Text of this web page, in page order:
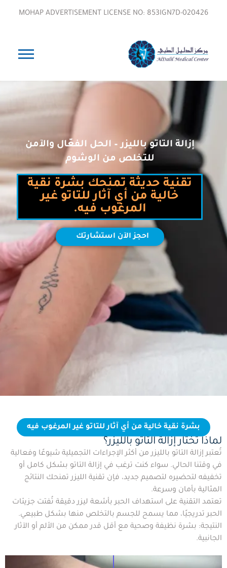
MOHAP ADVERTISEMENT LICENSE NO: 853IGN7D-020426
إزالة التاتو بالليزر – الحل الفعّال والآمن
للتخلص من الوشوم
تقنية حديثة تمنحك بشرة نقية
خالية من أي آثار للتاتو غير
المرغوب فيه.
احجز الآن استشارتك
بشرة نقية خالية من أي آثار للتاتو غير المرغوب فيه
لماذا تختار إزالة التاتو بالليزر؟
تُعتبر إزالة التاتو بالليزر من أكثر الإجراءات التجميلية شيوعًا وفعالية
في وقتنا الحالي. سواء كنت ترغب في إزالة التاتو بشكل كامل أو
تخفيفه لتحضيره لتصميم جديد، فإن تقنية الليزر تمنحك النتائج
المثالية بأمان وسرعة.
تعتمد التقنية على استهداف الحبر بأشعة ليزر دقيقة تُفتت جزيئات
الحبر تدريجيًا، مما يسمح للجسم بالتخلص منها بشكل طبيعي.
النتيجة: بشرة نظيفة وصحية مع أقل قدر ممكن من الألم أو الآثار
الجانبية.